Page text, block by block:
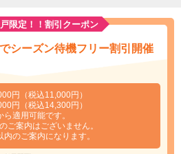
限定！！割引クーポン
シーズン待機フリー割引開催
円（税込11,000円）
円（税込14,300円）
適用可能です。
ご案内はございません。
のご案内になります。